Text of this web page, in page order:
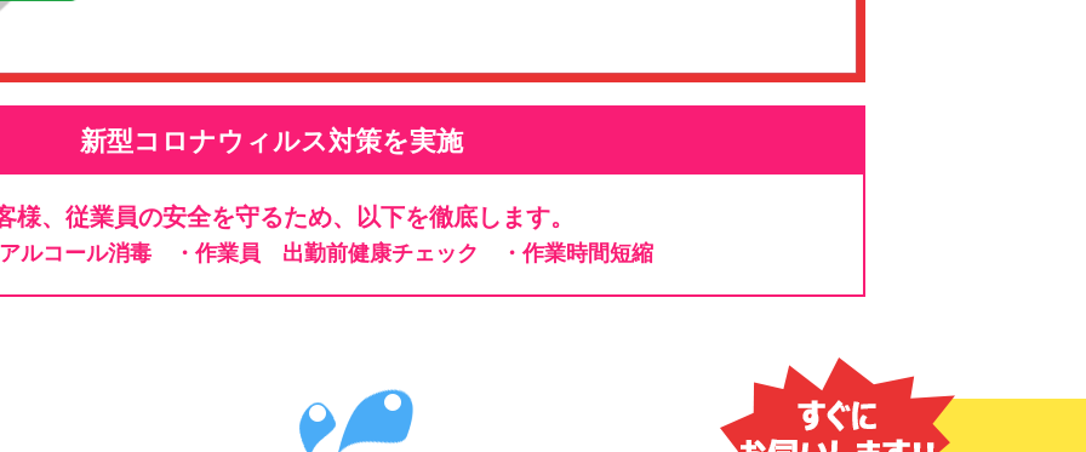
新型コロナウィルス対策を実施
様、従業員の安全を守るため、以下を徹底します。
ルコール消毒 ・作業員 出勤前健康チェック ・作業時間短縮